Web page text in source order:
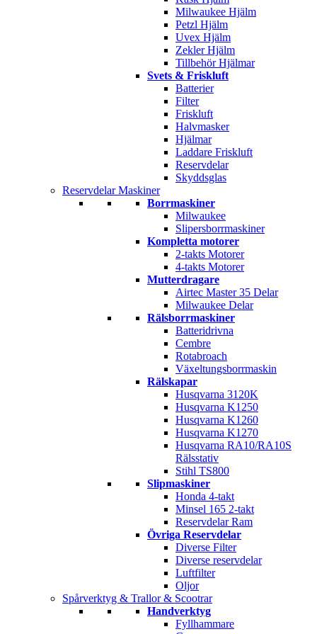
Milwaukee Hjälm
Petzl Hjälm
Uvex Hjälm
Zekler Hjälm
Tillbehör Hjälmar
Svets & Friskluft
Batterier
Filter
Friskluft
Halvmasker
Hjälmar
Laddare Friskluft
Reservdelar
Skyddsglas
Reservdelar Maskiner
Borrmaskiner
Milwaukee
Slipersborrmaskiner
Kompletta motorer
2-takts Motorer
4-takts Motorer
Mutterdragare
Airtec Master 35 Delar
Milwaukee Delar
Rälsborrmaskiner
Batteridrivna
Cembre
Rotabroach
Växeltungsborrmaskin
Rälskapar
Husqvarna 3120K
Husqvarna K1250
Husqvarna K1260
Husqvarna K1270
Husqvarna RA10/RA10S
Rälsstativ
Stihl TS800
Slipmaskiner
Honda 4-takt
Minsel 165 2-takt
Reservdelar Ram
Övriga Reservdelar
Diverse Filter
Diverse reservdelar
Luftfilter
Oljor
Spårverktyg & Trallor & Scootrar
Handverktyg
Fyllhammare